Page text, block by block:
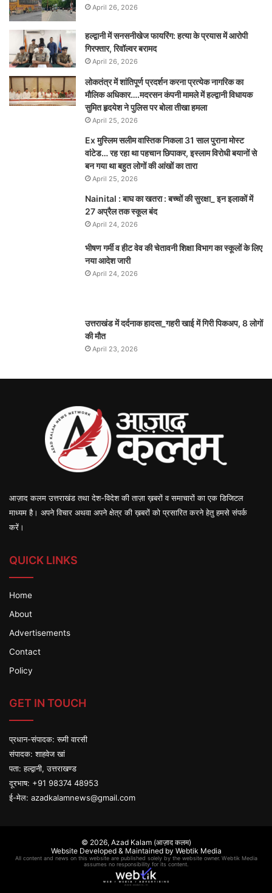
April 26, 2026
हल्द्वानी में सनसनीखेज फायरिंग: हत्या के प्रयास में आरोपी
गिरफ्तार, रिवॉल्वर बरामद
April 26, 2026
लोकतंत्र में शांतिपूर्ण प्रदर्शन करना प्रत्येक नागरिक का
मौलिक अधिकार….मदरसन कंपनी मामले में हल्द्वानी विधायक
सुमित हृदयेश ने पुलिस पर बोला तीखा हमला
April 25, 2026
Ex मुस्लिम सलीम वास्तिक निकला 31 साल पुराना मोस्ट
वांटेड… रह रहा था पहचान छिपाकर, इस्लाम विरोधी बयानों से
बन गया था बहुत लोगों की आंखों का तारा
April 25, 2026
Nainital : बाघ का खतरा : बच्चों की सुरक्षा_ इन इलाकों में
27 अप्रैल तक स्कूल बंद
April 24, 2026
भीषण गर्मी व हीट वेव की चेतावनी शिक्षा विभाग का स्कूलों के लिए
नया आदेश जारी
April 24, 2026
उत्तराखंड में दर्दनाक हादसा_गहरी खाई में गिरी पिकअप, 8 लोगों
की मौत
April 23, 2026
आज़ाद कलम उत्तराखंड तथा देश-विदेश की ताज़ा ख़बरों व समाचारों का एक डिजिटल
माध्यम है। अपने विचार अथवा अपने क्षेत्र की ख़बरों को प्रसारित करने हेतु हमसे संपर्क
करें।
QUICK LINKS
Home
About
Advertisements
Contact
Policy
GET IN TOUCH
प्रधान-संपादक: रूमी वारसी
संपादक: शाहवेज खां
पता: हल्द्वानी, उत्तराखण्ड
दूरभाष: +91 98374 48953
ई-मेल: azadkalamnews@gmail.com
© 2026, Azad Kalam (आज़ाद कलम)
Website Developed & Maintained by Webtik Media
All content and news on this website are published solely by the website owner. Webtik Media
assumes no responsibility for its content.